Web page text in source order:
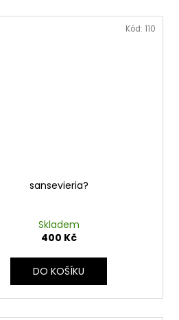
sansevieria?
Skladem
400 Kč
DO KOŠÍKU
Kód: 110